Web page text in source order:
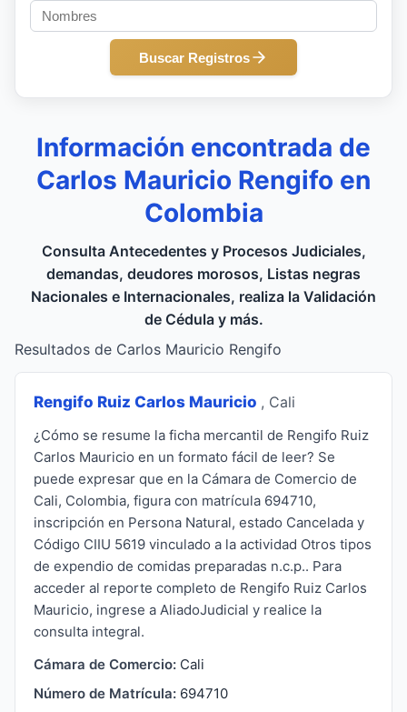
Buscar Registros
Información encontrada de
Carlos Mauricio Rengifo en
Colombia
Consulta Antecedentes y Procesos Judiciales,
demandas, deudores morosos, Listas negras
Nacionales e Internacionales, realiza la Validación
de Cédula y más.
Resultados de Carlos Mauricio Rengifo
Rengifo Ruiz Carlos Mauricio , Cali
¿Cómo se resume la ficha mercantil de Rengifo Ruiz
Carlos Mauricio en un formato fácil de leer? Se
puede expresar que en la Cámara de Comercio de
Cali, Colombia, figura con matrícula 694710,
inscripción en Persona Natural, estado Cancelada y
Código CIIU 5619 vinculado a la actividad Otros tipos
de expendio de comidas preparadas n.c.p.. Para
acceder al reporte completo de Rengifo Ruiz Carlos
Mauricio, ingrese a AliadoJudicial y realice la
consulta integral.
Cámara de Comercio: Cali
Número de Matrícula: 694710